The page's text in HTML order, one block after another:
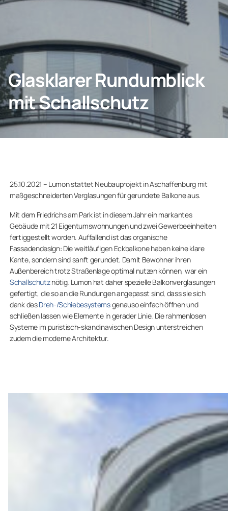
Geschäftskunden
Glasklarer Rundumblick
mit Schallschutz
25.10.2021 – Lumon stattet Neubauprojekt in Aschaffenburg mit
maßgeschneiderten Verglasungen für gerundete Balkone aus.
Mit dem Friedrichs am Park ist in diesem Jahr ein markantes
Gebäude mit 21 Eigentumswohnungen und zwei Gewerbeeinheiten
fertiggestellt worden. Auffallend ist das organische
Fassadendesign: Die weitläufigen Eckbalkone haben keine klare
Kante, sondern sind sanft gerundet. Damit Bewohner ihren
Außenbereich trotz Straßenlage optimal nutzen können, war ein
Schallschutznötig. Lumon hat daher spezielle Balkonverglasungen
gefertigt, die so an die Rundungen angepasst sind, dass sie sich
dank desDreh-/Schiebesystemsgenauso einfach öffnen und
schließen lassen wie Elemente in gerader Linie. Die rahmenlosen
Systeme im puristisch-skandinavischen Design unterstreichen
zudem die moderne Architektur.